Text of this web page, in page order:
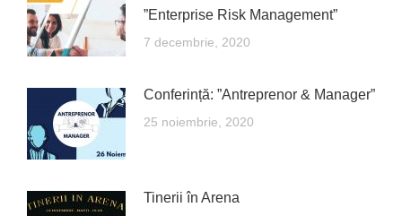
”Enterprise Risk Management”
7 decembrie, 2020
Conferință: ”Antreprenor & Manager”
25 noiembrie, 2020
Tinerii în Arena